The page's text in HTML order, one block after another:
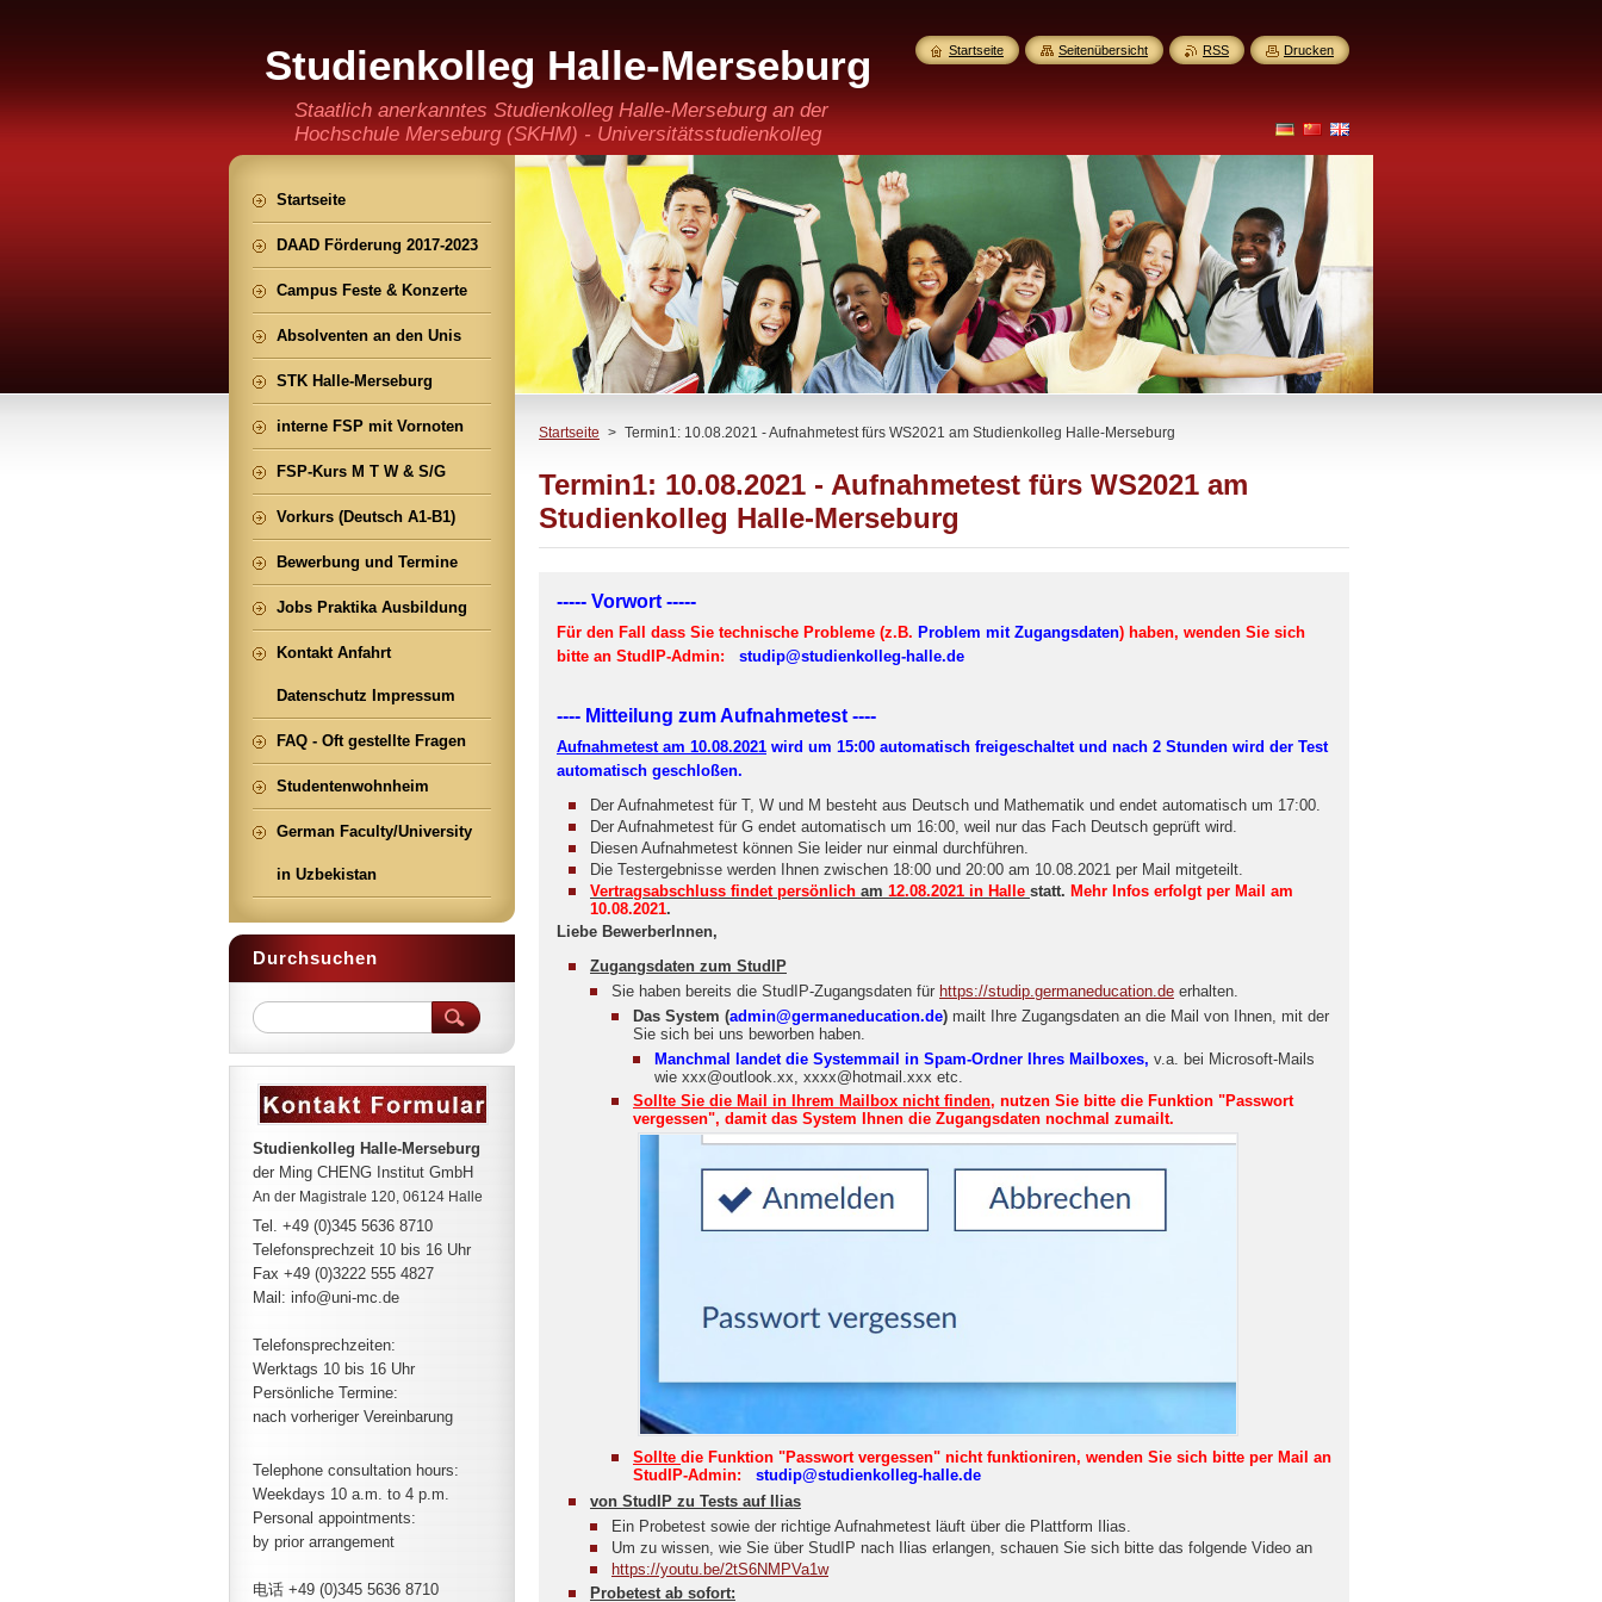
Studienkolleg Halle-Merseburg
(staatlich anerkannt)
Staatlich anerkanntes Studienkolleg Halle-Merseburg an der
Hochschule Merseburg (SKHM) - Universitätsstudienkolleg
der Ming CHENG Institut GmbH
Startseite > Termin1: 10.08.2021 - Aufnahmetest fürs WS2021 am Studienkolleg Halle-Merseburg
Termin1: 10.08.2021 - Aufnahmetest fürs WS2021 am
Studienkolleg Halle-Merseburg
----- Vorwort -----
Für den Fall dass Sie technische Probleme (z.B. Problem mit Zugangsdaten) haben, wenden Sie sich
bitte an StudIP-Admin:
studip@studienkolleg-halle.de
---- Mitteilung zum Aufnahmetest ----
Aufnahmetest am 10.08.2021 wird um 15:00 automatisch freigeschaltet und nach 2 Stunden wird der Test
automatisch geschloßen.
Der Aufnahmetest für T, W und M besteht aus Deutsch und Mathematik und endet automatisch um 17:00.
Der Aufnahmetest für G endet automatisch um 16:00, weil nur das Fach Deutsch geprüft wird.
Diesen Aufnahmetest können Sie leider nur einmal durchführen.
Die Testergebnisse werden Ihnen zwischen 18:00 und 20:00 am 10.08.2021 per Mail mitgeteilt.
Vertragsabschluss findet persönlich am 12.08.2021 in Halle statt. Mehr Infos erfolgt per Mail am
10.08.2021.
Liebe BewerberInnen,
Zugangsdaten zum StudIP
Sie haben bereits die StudIP-Zugangsdaten für https://studip.germaneducation.de erhalten.
Das System (admin@germaneducation.de) mailt Ihre Zugangsdaten an die Mail von Ihnen, mit der
Sie sich bei uns beworben haben.
Manchmal landet die Systemmail in Spam-Ordner Ihres Mailboxes, v.a. bei Microsoft-Mails
wie xxx@outlook.xx, xxxx@hotmail.xxx etc.
Sollte Sie die Mail in Ihrem Mailbox nicht finden, nutzen Sie bitte die Funktion "Passwort
vergessen", damit das System Ihnen die Zugangsdaten nochmal zumailt.
Sollte die Funktion "Passwort vergessen" nicht funktioniren, wenden Sie sich bitte per Mail an
StudIP-Admin:
studip@studienkolleg-halle.de
von StudIP zu Tests auf Ilias
Ein Probetest sowie der richtige Aufnahmetest läuft über die Plattform Ilias.
Um zu wissen, wie Sie über StudIP nach Ilias erlangen, schauen Sie sich bitte das folgende Video an
https://youtu.be/2tS6NMPVa1w
Probetest ab sofort:
Startseite
DAAD Förderung 2017-2023
Campus Feste & Konzerte
Absolventen an den Unis
STK Halle-Merseburg
interne FSP mit Vornoten
FSP-Kurs M T W & S/G
Vorkurs (Deutsch A1-B1)
Bewerbung und Termine
Jobs Praktika Ausbildung
Kontakt Anfahrt
Datenschutz Impressum
FAQ - Oft gestellte Fragen
Studentenwohnheim
German Faculty/University
in Uzbekistan
Durchsuchen
Studienkolleg Halle-Merseburg
der Ming CHENG Institut GmbH
An der Magistrale 120, 06124 Halle
Tel. +49 (0)345 5636 8710
Telefonsprechzeit 10 bis 16 Uhr
Fax +49 (0)3222 555 4827
Mail: info@uni-mc.de
Telefonsprechzeiten:
Werktags 10 bis 16 Uhr
Persönliche Termine:
nach vorheriger Vereinbarung
Telephone consultation hours:
Weekdays 10 a.m. to 4 p.m.
Personal appointments:
by prior arrangement
电话 +49 (0)345 5636 8710
Startseite Seitenübersicht RSS Drucken